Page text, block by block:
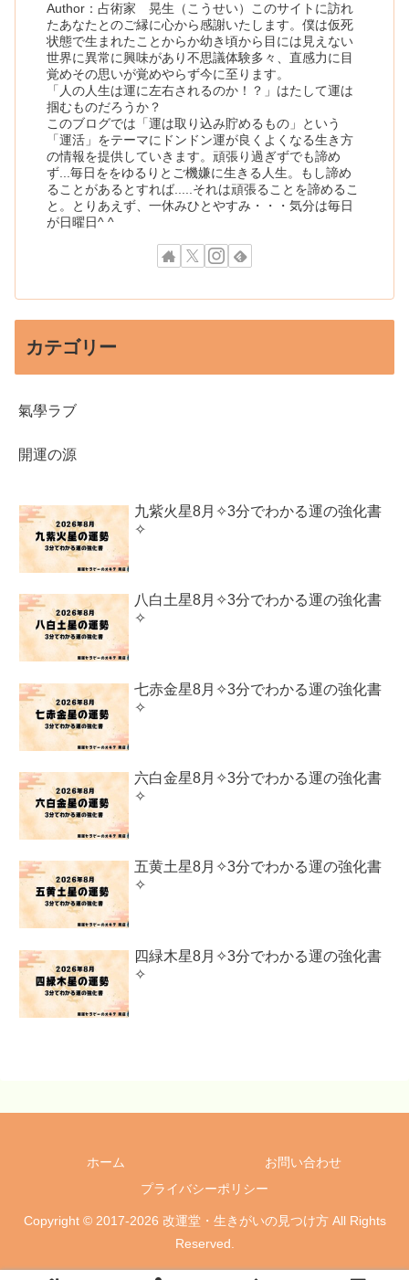
Author：占術家 晃生（こうせい）このサイトに訪れ
たあなたとのご縁に心から感謝いたします。僕は仮死
状態で生まれたことからか幼き頃から目には見えない
世界に異常に興味があり不思議体験多々、直感力に目
覚めその思いが覚めやらず今に至ります。
「人の人生は運に左右されるのか！？」はたして運は
掴むものだろうか？
このブログでは「運は取り込み貯めるもの」という
「運活」をテーマにドンドン運が良くよくなる生き方
の情報を提供していきます。頑張り過ぎずでも諦め
ず...毎日ををゆるりとご機嫌に生きる人生。もし諦め
ることがあるとすれば.....それは頑張ることを諦めるこ
と。とりあえず、一休みひとやすみ・・・気分は毎日
が日曜日^ ^
カテゴリー
氣學ラブ
開運の源
九紫火星8月✧3分でわかる運の強化書
✧
八白土星8月✧3分でわかる運の強化書
✧
七赤金星8月✧3分でわかる運の強化書
✧
六白金星8月✧3分でわかる運の強化書
✧
五黄土星8月✧3分でわかる運の強化書
✧
四緑木星8月✧3分でわかる運の強化書
✧
ホーム
お問い合わせ
プライバシーポリシー
Copyright © 2017-2026 改運堂・生きがいの見つけ方 All Rights
Reserved.